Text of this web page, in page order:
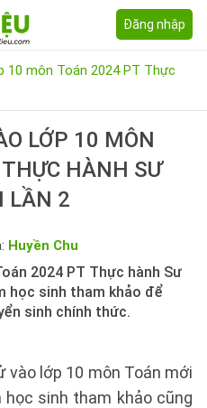
Đăng nhập
10 môn Toán 2024 PT Thực
LỚP 10 MÔN
HÀNH SƯ
LẦN 2
Huyền Chu
2024 PT Thực hành Sư
học sinh tham khảo để
sinh chính thức.
vào lớp 10 môn Toán mới
sinh tham khảo cũng